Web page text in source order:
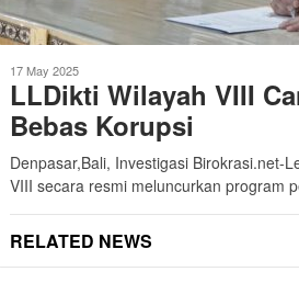
17 May 2025
LLDikti Wilayah VIII
Bebas Korupsi
Denpasar,Bali, Investigasi Birokrasi.net-
VIII secara resmi meluncurkan program
RELATED NEWS